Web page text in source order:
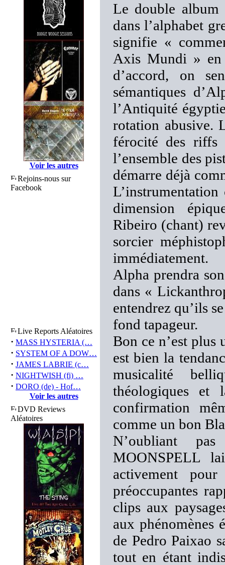
Voir les autres
Rejoins-nous sur
Facebook
Live Reports Aléatoires
· MASS HYSTERIA (…
· SYSTEM OF A DOW…
· JAMES LABRIE (c…
· NIGHTWISH (fi) …
· DORO (de) - Hof…
Voir les autres
DVD Reviews
Aléatoires
Le double
dans l’alphabet
signifie «
Axis Mundi » en
d’accord, on
sémantiques
l’Antiquité
rotation abusive.
férocité des riffs
l’ensemble des
démarre déjà
dimension
Ribeiro (chant)
sorcier
immédiatement.
Alpha prendra
dans «
entendrez qu’ils
fond tapageur.
Bon ce n’est plus
est bien la
musicalité
théologiques
confirmation
comme un bon
N’oubliant
MOONSPELL
activement
préoccupantes
clips aux
aux phénomènes
de Pedro Paixao
tout en étant